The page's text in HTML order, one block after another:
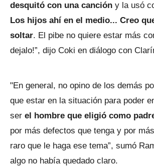
desquitó con una canción y la usó
Los hijos ahí en el medio... Creo
soltar. El pibe no quiere estar más
dejalo!”, dijo Coki en diálogo con
"En general, no opino de los demás
que estar en la situación para poder
ser el hombre que eligió como
por más defectos que tenga y por
raro que le haga ese tema”, sumó
algo no había quedado claro.